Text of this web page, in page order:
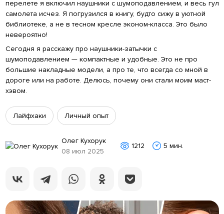
перелете я включил наушники с шумоподавлением, и весь гул
самолета исчез. Я погрузился в книгу, будто сижу в уютной
библиотеке, а не в тесном кресле эконом-класса. Это было
невероятно!
Сегодня я расскажу про наушники-затычки с
шумоподавлением — компактные и удобные. Это не про
большие накладные модели, а про те, что всегда со мной в
дороге или на работе. Делюсь, почему они стали моим маст-
хэвом.
Олег Кухорук
08 июл 2025
1212 5 мин.
Лайфхаки Личный опыт